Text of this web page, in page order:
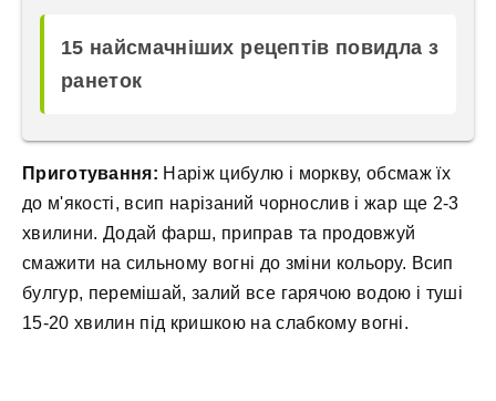
15 найсмачніших рецептів повидла з
ранеток
Приготування: Наріж цибулю і моркву, обсмаж їх
до м'якості, всип нарізаний чорнослив і жар ще 2-3
хвилини. Додай фарш, приправ та продовжуй
смажити на сильному вогні до зміни кольору. Всип
булгур, перемішай, залий все гарячою водою і туші
15-20 хвилин під кришкою на слабкому вогні.